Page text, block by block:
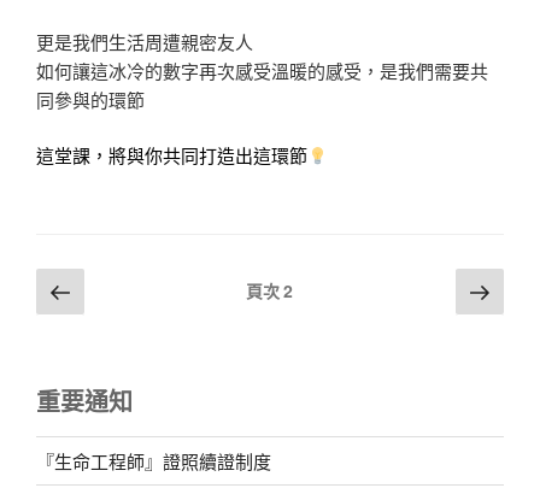
更是我們生活周遭親密友人
如何讓這冰冷的數字再次感受溫暖的感受，是我們需要共
同參與的環節
這堂課，將與你共同打造出這環節
文
章
頁
上
一
頁次2 下
一
重要通知
『生命工程師』證照續證制度